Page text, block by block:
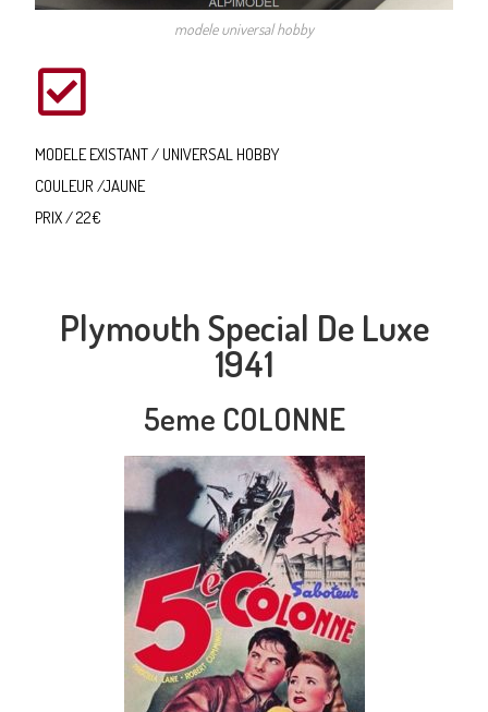
modele universal hobby
MODELE EXISTANT / UNIVERSAL HOBBY
COULEUR /JAUNE
PRIX / 22€
Plymouth Special De Luxe
1941
5eme COLONNE